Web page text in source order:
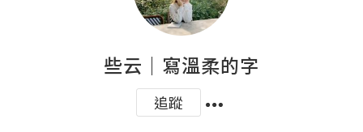
些云｜寫溫柔的字
追蹤